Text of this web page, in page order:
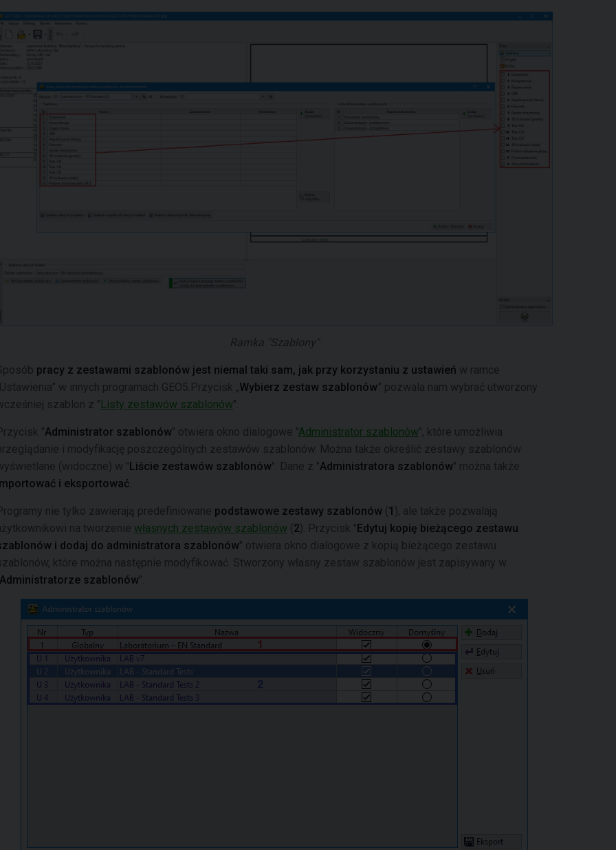
Ramka "Szablony"
pracy z zestawami szablonów jest niemal taki sam, jak przy korzystaniu z ustawień w ramce
w innych programach GEO5.Przycisk „Wybierz zestaw szablonów” pozwala nam wybrać utworzony
szablon z "Listy zestawów szablonów".
"Administrator szablonów" otwiera okno dialogowe "Administrator szablonów", które umożliwia
i modyfikację poszczególnych zestawów szablonów. Można także określić zestawy szablonów
(widoczne) w "Liście zestawów szablonów". Dane z "Administratora szablonów" można także
i eksportować
nie tylko zawierają predefiniowane podstawowe zestawy szablonów ( 1 ), ale także pozwalają
na tworzenie własnych zestawów szablonów ( 2). Przycisk "Edytuj kopię bieżącego zestawu
i dodaj do administratora szablonów" otwiera okno dialogowe z kopią bieżącego zestawu
które można następnie modyfikować. Stworzony własny zestaw szablonów jest zapisywany w
Administratorze szablonów".